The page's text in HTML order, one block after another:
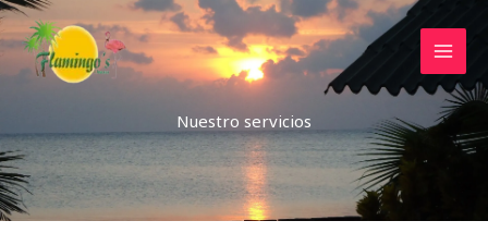
Ir
al
contenido
Nuestro servicios